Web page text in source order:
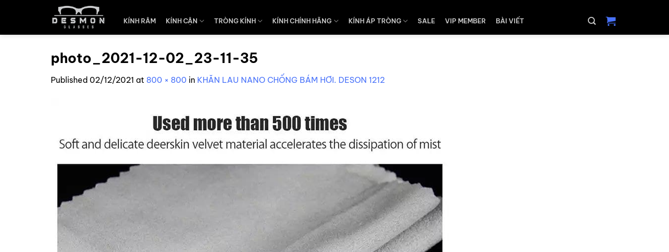
KÍNH RÂM KÍNH CẬN TRÒNG KÍNH KÍNH CHÍNH HÃNG KÍNH ÁP TRÒNG SALE VIP MEMBER BÀI VIẾT
photo_2021-12-02_23-11-35
Published 02/12/2021 at 800 × 800 in KHĂN LAU NANO CHỐNG BÁM HƠI. DESON 1212